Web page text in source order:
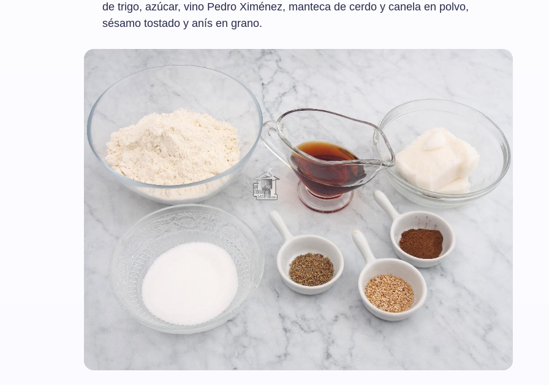
de trigo, azúcar, vino Pedro Ximénez, manteca de cerdo y canela en polvo,
sésamo tostado y anís en grano.